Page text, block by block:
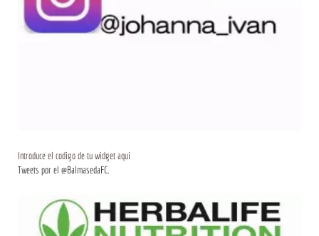
Introduce el codigo de tu widget aqui
Tweets por el @BalmasedaFC.